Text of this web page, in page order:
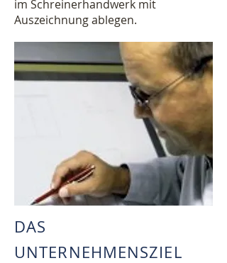
im Schreinerhandwerk mit
Auszeichnung ablegen.
DAS
UNTERNEHMENSZIEL